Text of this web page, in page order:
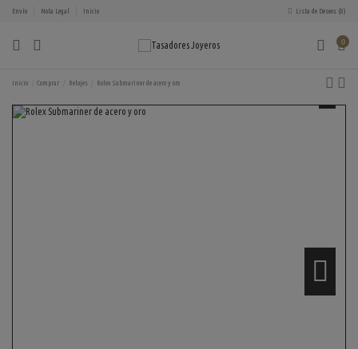
Envío Nota Legal Inicio Lista de Deseos (0)
0
Inicio Comprar Relojes Rolex Submariner de acero y oro